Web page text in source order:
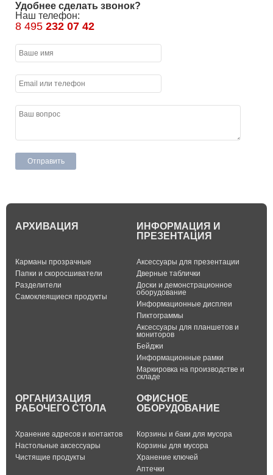
Удобнее сделать звонок?
Наш телефон:
8 495 232 07 42
АРХИВАЦИЯ
Карманы прозрачные
Папки и скоросшиватели
Разделители
Самоклеящиеся продукты
ИНФОРМАЦИЯ И
ПРЕЗЕНТАЦИЯ
Аксессуары для презентации
Дверные таблички
Доски и демонстрационное
оборудование
Информационные дисплеи
Пиктограммы
Аксессуары для планшетов и
мониторов
Бейджи
Информационные рамки
Маркировка на производстве и
складе
ОРГАНИЗАЦИЯ
РАБОЧЕГО СТОЛА
Хранение адресов и контактов
Настольные аксессуары
Чистящие продукты
ОФИСНОЕ
ОБОРУДОВАНИЕ
Корзины и баки для мусора
Корзины для мусора
Хранение ключей
Аптечки